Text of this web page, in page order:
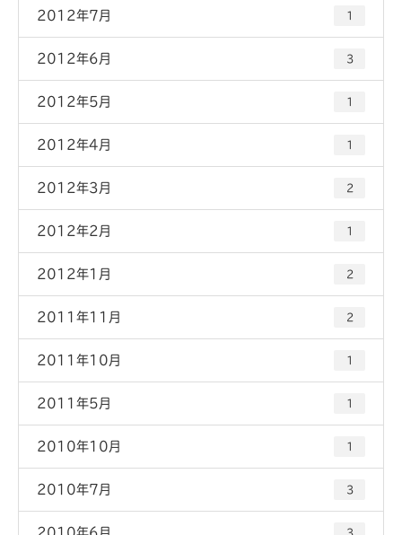
2012年7月 1
2012年6月 3
2012年5月 1
2012年4月 1
2012年3月 2
2012年2月 1
2012年1月 2
2011年11月 2
2011年10月 1
2011年5月 1
2010年10月 1
2010年7月 3